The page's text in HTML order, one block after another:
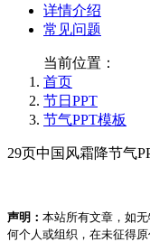
详情介绍
常见问题
当前位置：
首页
节日PPT
节气PPT模板
29页中国风霜降节气
声明： 本站所有文章，如
何个人或组织，在未征得